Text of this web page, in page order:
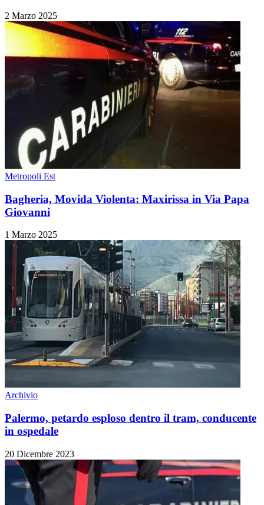
2 Marzo 2025
Metropoli Est
Bagheria, Movida Violenta: Maxirissa in Via Papa
Giovanni
1 Marzo 2025
Archivio
Palermo, petardo esploso dentro il tram, conducente
in ospedale
20 Dicembre 2023